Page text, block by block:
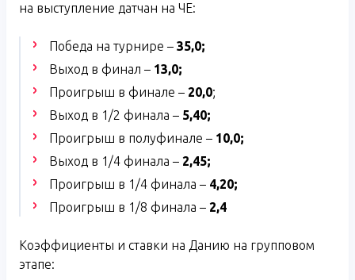
на выступление датчан на ЧЕ:
Победа на турнире – 35,0;
Выход в финал – 13,0;
Проигрыш в финале – 20,0;
Выход в 1/2 финала – 5,40;
Проигрыш в полуфинале – 10,0;
Выход в 1/4 финала – 2,45;
Проигрыш в 1/4 финала – 4,20;
Проигрыш в 1/8 финала – 2,4
Коэффициенты и ставки на Данию на групповом
этапе: